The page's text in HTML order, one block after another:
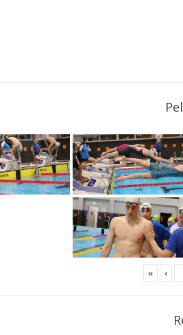
« ‹